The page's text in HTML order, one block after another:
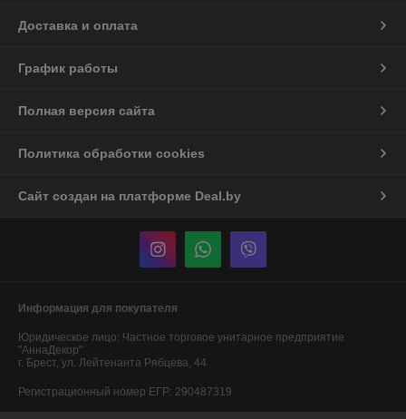
Доставка и оплата
График работы
Полная версия сайта
Политика обработки cookies
Сайт создан на платформе Deal.by
Информация для покупателя
Юридическое лицо: Частное торговое унитарное предприятие
"АннаДекор"
г. Брест, ул. Лейтенанта Рябцева, 44
Регистрационный номер ЕГР: 290487319